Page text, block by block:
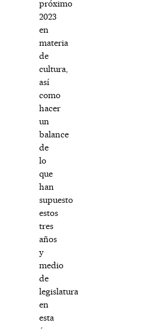
próximo
2023
en
materia
de
cultura,
así
como
hacer
un
balance
de
lo
que
han
supuesto
estos
tres
años
y
medio
de
legislatura
en
esta